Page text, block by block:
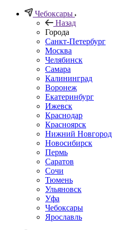
Чебоксары
Назад
Города
Санкт-Петербург
Москва
Челябинск
Самара
Калининград
Воронеж
Екатеринбург
Ижевск
Краснодар
Красноярск
Нижний Новгород
Новосибирск
Пермь
Саратов
Сочи
Тюмень
Ульяновск
Уфа
Чебоксары
Ярославль